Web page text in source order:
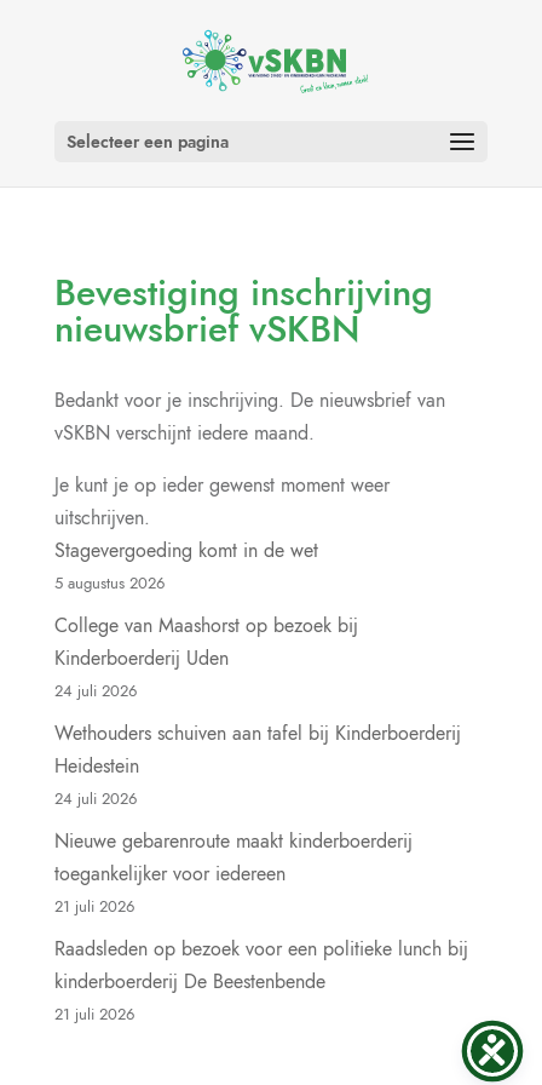
Selecteer een pagina
Bevestiging inschrijving
nieuwsbrief vSKBN
Bedankt voor je inschrijving. De nieuwsbrief van
vSKBN verschijnt iedere maand.
Je kunt je op ieder gewenst moment weer
uitschrijven.
Stagevergoeding komt in de wet
5 augustus 2026
College van Maashorst op bezoek bij
Kinderboerderij Uden
24 juli 2026
Wethouders schuiven aan tafel bij Kinderboerderij
Heidestein
24 juli 2026
Nieuwe gebarenroute maakt kinderboerderij
toegankelijker voor iedereen
21 juli 2026
Raadsleden op bezoek voor een politieke lunch bij
kinderboerderij De Beestenbende
21 juli 2026